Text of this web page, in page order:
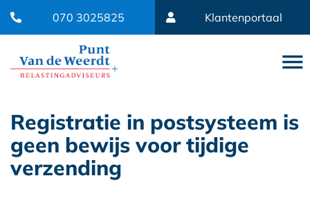
070 3025825 Klantenportaal
Registratie in postsysteem is
geen bewijs voor tijdige
verzending